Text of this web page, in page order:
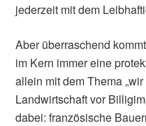
jederzeit mit dem
Aber überraschend
im Kern immer eine
allein mit dem Thema
Landwirtschaft vor
dabei: französische